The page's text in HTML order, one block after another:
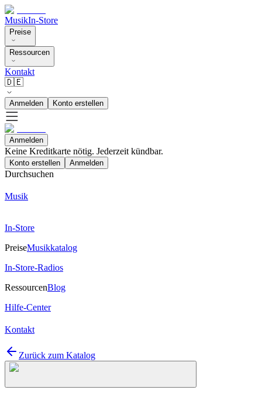
MusikIn-Store
Preise
Ressourcen
Kontakt
🇩🇪
Anmelden Konto erstellen
Anmelden
Keine Kreditkarte nötig. Jederzeit kündbar.
Konto erstellen Anmelden
Durchsuchen
Musik
In-Store
PreiseMusikkatalog
In-Store-Radios
RessourcenBlog
Hilfe-Center
Kontakt
Zurück zum Katalog